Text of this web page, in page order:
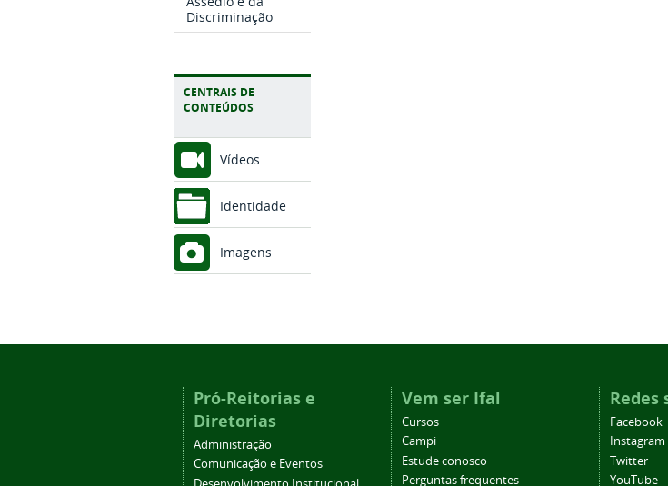
Discriminação
CENTRAIS DE
CONTEÚDOS
Vídeos
Identidade
Imagens
Pró-Reitorias e
Diretorias
Administração
Comunicação e Eventos
Vem ser Ifal
Cursos
Campi
Estude conosco
Perguntas frequentes
Redes
Facebook
Instagram
Twitter
YouTube